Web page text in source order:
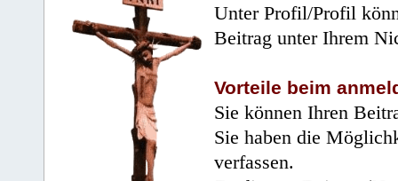
Unter Profil/Profil
Beitrag unter Ihrem
Vorteile beim
Sie können Ihren
Sie haben die
verfassen.